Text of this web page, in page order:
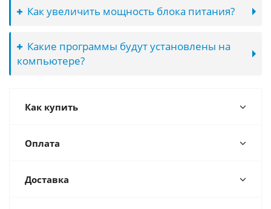
Как увеличить мощность блока питания?
Какие программы будут установлены на
компьютере?
Как купить
Оплата
Доставка